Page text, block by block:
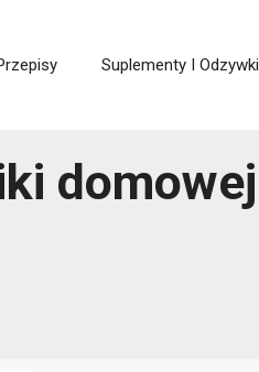
Suplementy I Odzywki
domowej